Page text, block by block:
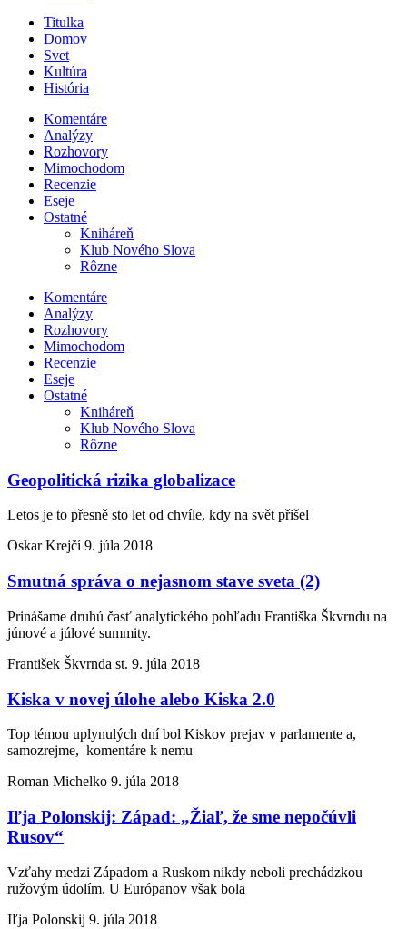
Titulka
Domov
Svet
Kultúra
História
Komentáre
Analýzy
Rozhovory
Mimochodom
Recenzie
Eseje
Ostatné
Kniháreň
Klub Nového Slova
Rôzne
Komentáre
Analýzy
Rozhovory
Mimochodom
Recenzie
Eseje
Ostatné
Kniháreň
Klub Nového Slova
Rôzne
Geopolitická rizika globalizace
Letos je to přesně sto let od chvíle, kdy na svět přišel
Oskar Krejčí9. júla 2018
Smutná správa o nejasnom stave sveta (2)
Prinášame druhú časť analytického pohľadu Františka Škvrndu na
júnové a júlové summity.
František Škvrnda st. 9. júla 2018
Kiska v novej úlohe alebo Kiska 2.0
Top témou uplynulých dní bol Kiskov prejav v parlamente a,
samozrejme, komentáre k nemu
Roman Michelko 9. júla 2018
Iľja Polonskij: Západ: „Žiaľ, že sme nepočúvli
Rusov“
Vzťahy medzi Západom a Ruskom nikdy neboli prechádzkou
ružovým údolím. U Európanov však bola
Iľja Polonskij 9. júla 2018